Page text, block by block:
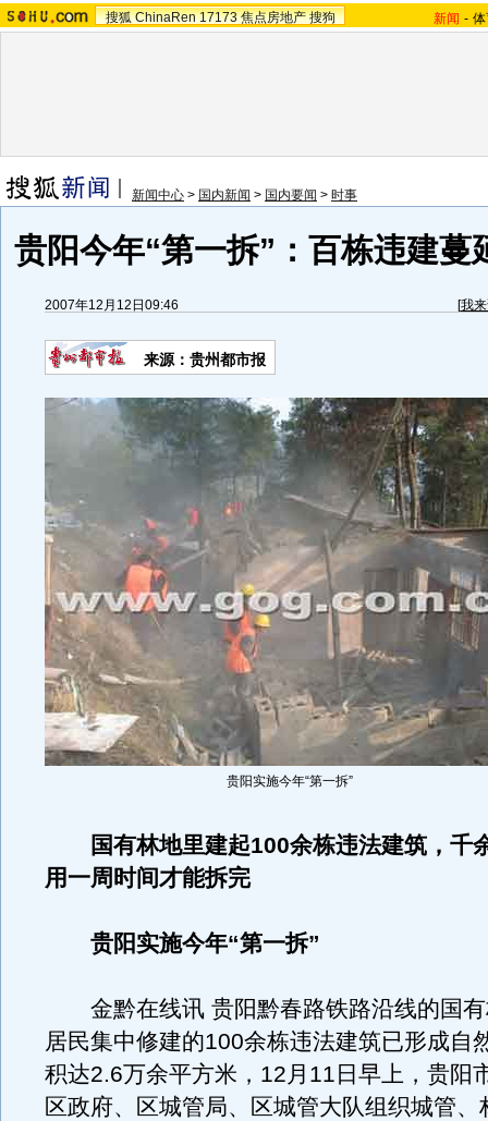
搜狐 ChinaRen 17173 焦点房地产 搜狗 新闻 -
新闻中心 > 国内新闻 > 国内要闻 > 时事
贵阳今年“第一拆”：百栋违建蔓
2007年12月12日09:46 [我
来源：贵州都市报
贵阳实施今年“第一拆”
国有林地里建起100余栋违法建筑，千
用一周时间才能拆完
贵阳实施今年“第一拆”
金黔在线讯 贵阳黔春路铁路沿线的国有
居民集中修建的100余栋违法建筑已形成自
积达2.6万余平方米，12月11日早上，贵阳
区政府、区城管局、区城管大队组织城管、